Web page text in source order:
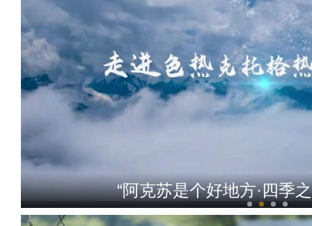
“阿克苏是个好地方·四季